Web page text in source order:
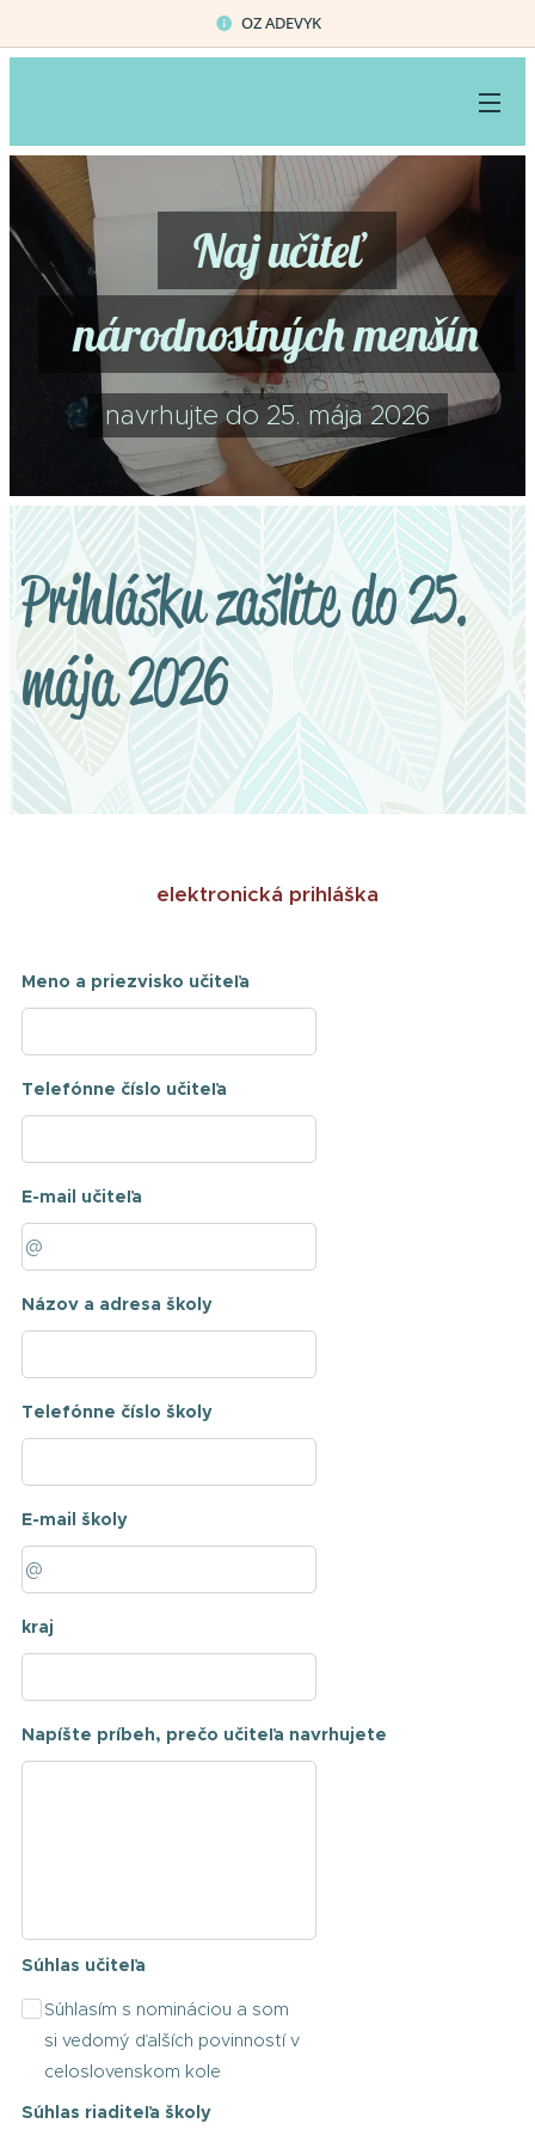
OZ ADEVYK
Naj učiteľ
národnostných menšín
navrhujte do 25. mája 2026
Prihlášku zašlite do 25.
mája 2026
elektronická prihláška
Meno a priezvisko učiteľa
Telefónne číslo učiteľa
E-mail učiteľa
Názov a adresa školy
Telefónne číslo školy
E-mail školy
kraj
Napíšte príbeh, prečo učiteľa navrhujete
Súhlas učiteľa
Súhlasím s nomináciou a som
si vedomý ďalších povinností v
celoslovenskom kole
Súhlas riaditeľa školy